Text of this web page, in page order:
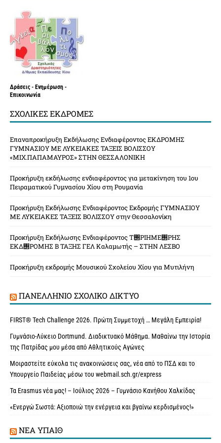
Δράσεις - Ενημέρωση -
Επικοινωνία
ΣΧΟΛΙΚΈΣ ΕΚΔΡΟΜΈΣ
Επαναπροκήρυξη Εκδήλωσης Ενδιαφέροντος ΕΚΔΡΟΜΗΣ
ΓΥΜΝΑΣΙΟΥ ΜΕ ΛΥΚΕΙΑΚΕΣ ΤΑΞΕΙΣ ΒΟΛΙΣΣΟΥ
«ΜΙΧ.ΠΑΠΑΜΑΥΡΟΣ» ΣΤΗΝ ΘΕΣΣΑΛΟΝΙΚΗ
Προκήρυξη εκδήλωσης ενδιαφέροντος για μετακίνηση του 1ου
Πειραματικού Γυμνασίου Χίου στη Ρουμανία
Προκήρυξη Εκδήλωσης Ενδιαφέροντος Εκδρομής ΓΥΜΝΑΣΙΟΥ
ΜΕ ΛΥΚΕΙΑΚΕΣ ΤΑΞΕΙΣ ΒΟΛΙΣΣΟΥ στην Θεσσαλονίκη
Προκήρυξη Εκδήλωσης Ενδιαφέροντος Τ΢ΡΙΗΜΕ΢ΡΗΣ
ΕΚΔ΢ΡΟΜΗΣ Β ΤΑΞΗΣ ΓΕΛ Καλαμωτής – ΣΤΗΝ ΛΕΣΒΟ
Προκήρυξη εκδρομής Μουσικού Σχολείου Χίου για Μυτιλήνη
ΠΑΝΕΛΛΉΝΙΟ ΣΧΟΛΙΚΌ ΔΊΚΤΥΟ
FIRST® Tech Challenge 2026. Πρώτη Συμμετοχή … Μεγάλη Εμπειρία!
Γυμνάσιο-Λύκειο Dortmund. Διαδικτυακό Μάθημα. Μαθαίνω την Ιστορία
της Πατρίδας μου μέσα από Αθλητικούς Αγώνες
Μοιραστείτε εύκολα τις ανακοινώσεις σας, νέα από το ΠΣΔ και το
Υπουργείο Παιδείας μέσω του webmail.sch.gr/express
Τα Erasmus νέα μας! – Ιούλιος 2026 – Γυμνάσιο Κανήθου Χαλκίδας
«Ενεργώ Σωστά: Αξιοποιώ την ενέργεια και βγαίνω κερδισμένος!»
ΝΈΑ ΥΠAΙΘ